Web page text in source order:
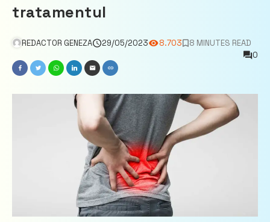
tratamentul
REDACTOR GENEZA 29/05/2023 8.703
8 MINUTES READ
0